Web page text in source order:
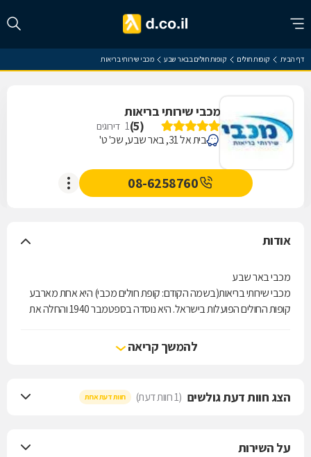
דף הבית קופות חולים קופות חולים בבאר שבע מכבי שירותי בריאות
מכבי שירותי בריאות
(
5
)
1 דירוגים
בית אל 31, באר שבע, שכ' ט'
08-6258760
אודות
מכבי באר שבע
מכבי שירותי בריאות(בשמה הקודם: קופת חולים מכבי) היא אחת מארבע
קופות החולים הפועלות בישראל. היא נוסדה בספטמבר 1940 והחלה את
מכבי מעניקה לחבריה את מיטב השירות הרפואי, מחוייבת לבריאות שלמה,
קידום בריאות ורפואה מונעת תוך שמירה על ערכי היסוד של האבות
מכבי, ארגון שירותי הבריאות המוביל והמתקדם בישראל, תקדם את
הבריאות השלמה של חבריה, תעניק רפואה אינטגרטיבית ומותאמת אישית
להמשך קריאה
הצג חוות דעת גולשים (1 חוות דעת) חוות דעת אחת
על השירות